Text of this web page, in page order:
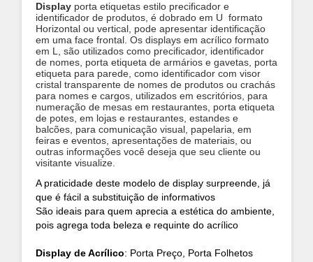
Display porta etiquetas estilo precificador e
identificador de produtos, é dobrado em U formato
Horizontal ou vertical, pode apresentar identificação
em uma face frontal. Os displays em acrílico formato
em L, são utilizados como precificador, identificador
de nomes, porta etiqueta de armários e gavetas, porta
etiqueta para parede, como identificador com visor
cristal transparente de nomes de produtos ou crachás
para nomes e cargos, utilizados em escritórios, para
numeração de mesas em restaurantes, porta etiqueta
de potes, em lojas e restaurantes, estandes e
balcões, para comunicação visual, papelaria, em
feiras e eventos, apresentações de materiais, ou
outras informações você deseja que seu cliente ou
visitante visualize.
A praticidade deste modelo de display surpreende, já
que é fácil a substituição de informativos
São ideais para quem aprecia a estética do ambiente,
pois agrega toda beleza e requinte do acrílico
Display de Acrílico: Porta Preço, Porta Folhetos